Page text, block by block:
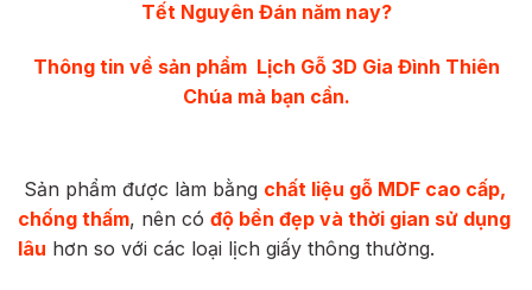
Tết Nguyên Đán năm nay?
Thông tin về sản phẩm Lịch Gỗ 3D Gia Đình Thiên
Chúa mà bạn cần.
Sản phẩm được làm bằng chất liệu gỗ MDF cao cấp,
chống thấm, nên có độ bền đẹp và thời gian sử dụng
lâu hơn so với các loại lịch giấy thông thường.